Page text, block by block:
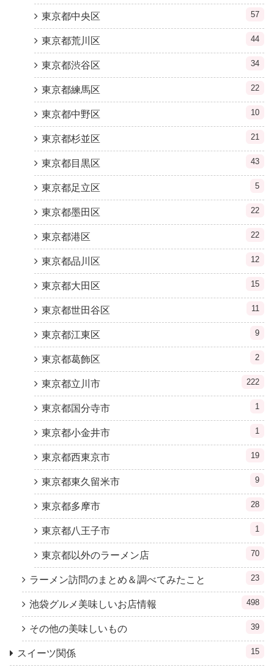
東京都中央区 57
東京都荒川区 44
東京都渋谷区 34
東京都練馬区 22
東京都中野区 10
東京都杉並区 21
東京都目黒区 43
東京都足立区 5
東京都墨田区 22
東京都港区 22
東京都品川区 12
東京都大田区 15
東京都世田谷区 11
東京都江東区 9
東京都葛飾区 2
東京都立川市 222
東京都国分寺市 1
東京都小金井市 1
東京都西東京市 19
東京都東久留米市 9
東京都多摩市 28
東京都八王子市 1
東京都以外のラーメン店 70
ラーメン訪問のまとめ＆調べてみたこと 23
池袋グルメ美味しいお店情報 498
その他の美味しいもの 39
スイーツ関係 15